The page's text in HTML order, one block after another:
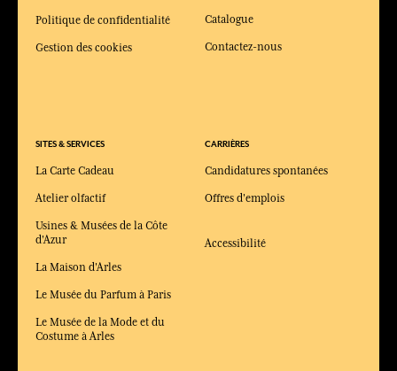
Politique de confidentialité
Gestion des cookies
SITES & SERVICES
La Carte Cadeau
Atelier olfactif
Usines & Musées de la Côte
d'Azur
La Maison d'Arles
Le Musée du Parfum à Paris
Le Musée de la Mode et du
Costume à Arles
Catalogue
Contactez-nous
CARRIÈRES
Candidatures spontanées
Offres d'emplois
Accessibilité